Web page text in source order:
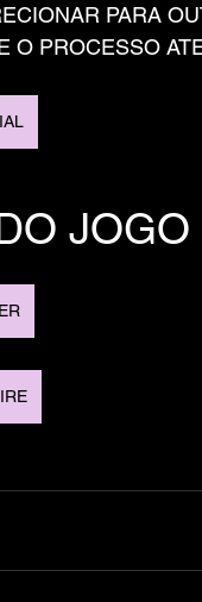
PARA
O PROCESSO
JOGO